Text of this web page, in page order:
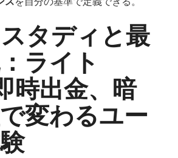
タディと最
ライト
時出金、暗
変わるユー